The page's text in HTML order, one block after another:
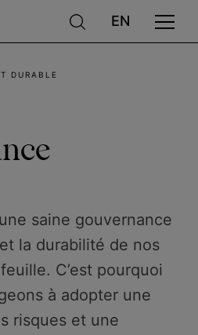
DURABLE
saine gouvernance
la durabilité de nos
C’est pourquoi
à adopter une
risques et une